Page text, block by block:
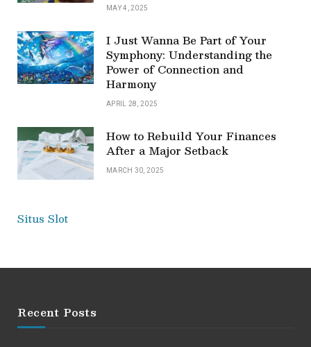
MAY 4, 2025
I Just Wanna Be Part of Your
Symphony: Understanding the
Power of Connection and
Harmony
APRIL 28, 2025
How to Rebuild Your Finances
After a Major Setback
MARCH 30, 2025
Situs Slot
Recent Posts